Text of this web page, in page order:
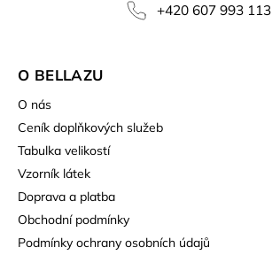
+420 607 993 113
O BELLAZU
O nás
Ceník doplňkových služeb
Tabulka velikostí
Vzorník látek
Doprava a platba
Obchodní podmínky
Podmínky ochrany osobních údajů